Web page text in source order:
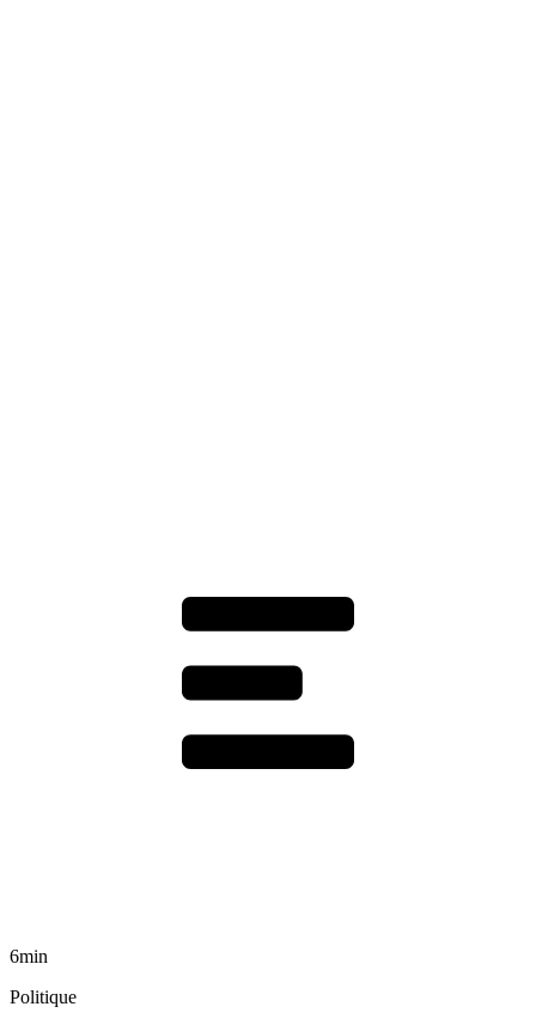
6min
Politique